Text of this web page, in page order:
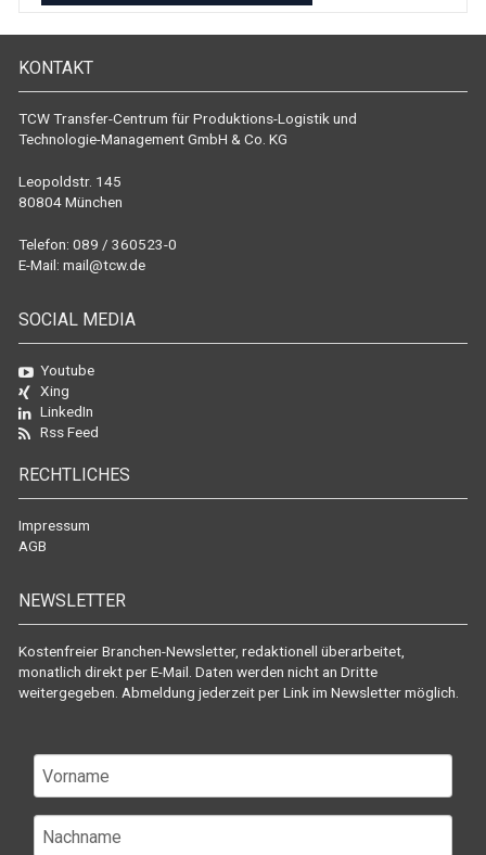
KONTAKT
TCW Transfer-Centrum für Produktions-Logistik und
Technologie-Management GmbH & Co. KG
Leopoldstr. 145
80804 München
Telefon: 089 / 360523-0
E-Mail: mail@tcw.de
SOCIAL MEDIA
Youtube
Xing
LinkedIn
Rss Feed
RECHTLICHES
Impressum
AGB
NEWSLETTER
Kostenfreier Branchen-Newsletter, redaktionell überarbeitet,
monatlich direkt per E-Mail. Daten werden nicht an Dritte
weitergegeben. Abmeldung jederzeit per Link im Newsletter möglich.